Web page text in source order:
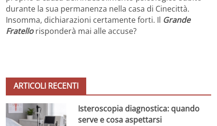
durante la sua permanenza nella casa di Cinecittà.
Insomma, dichiarazioni certamente forti. Il Grande
Fratellorisponderà mai alle accuse?
ARTICOLI RECENTI
Isteroscopia diagnostica: quando
serve e cosa aspettarsi